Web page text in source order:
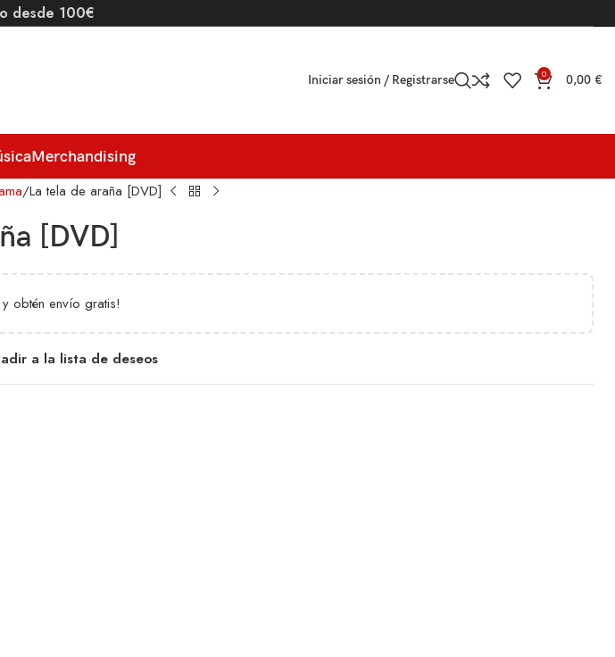
desde 100€
Iniciar sesión / Registrarse 0 0,00 €
Merchandising
La tela de araña [DVD]
[DVD]
obtén envío gratis!
a la lista de deseos